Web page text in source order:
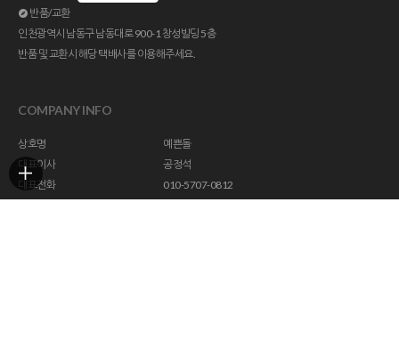
반품/교환
인천광역시 남동구 남동대로 900-1 창성빌딩 5층
반품 및 교환시 해당 택배사를 이용해주세요.
COMPANY INFO
상호명
예쁜돌
대표이사
공정석
대표전화
010-5707-0812